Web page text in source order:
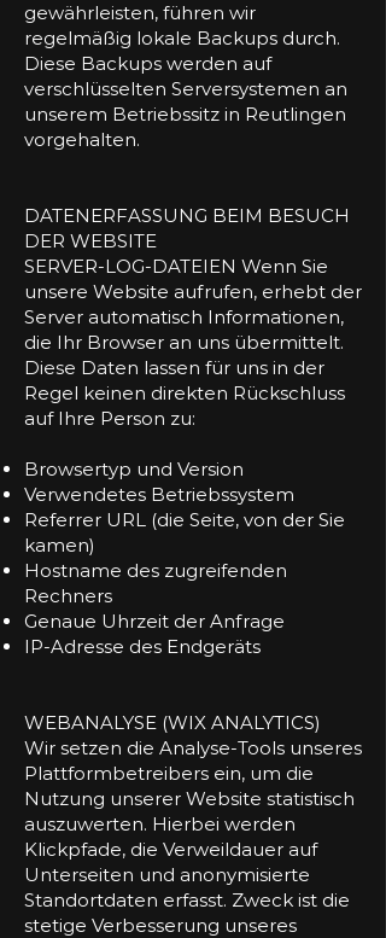
gewährleisten, führen wir
regelmäßig lokale Backups durch.
Diese Backups werden auf
verschlüsselten Serversystemen an
unserem Betriebssitz in Reutlingen
vorgehalten.
DATENERFASSUNG BEIM BESUCH
DER WEBSITE
SERVER-LOG-DATEIEN Wenn Sie
unsere Website aufrufen, erhebt der
Server automatisch Informationen,
die Ihr Browser an uns übermittelt.
Diese Daten lassen für uns in der
Regel keinen direkten Rückschluss
auf Ihre Person zu:
Browsertyp und Version
Verwendetes Betriebssystem
Referrer URL (die Seite, von der Sie
kamen)
Hostname des zugreifenden
Rechners
Genaue Uhrzeit der Anfrage
IP-Adresse des Endgeräts
WEBANALYSE (WIX ANALYTICS)
Wir setzen die Analyse-Tools unseres
Plattformbetreibers ein, um die
Nutzung unserer Website statistisch
auszuwerten. Hierbei werden
Klickpfade, die Verweildauer auf
Unterseiten und anonymisierte
Standortdaten erfasst. Zweck ist die
stetige Verbesserung unseres